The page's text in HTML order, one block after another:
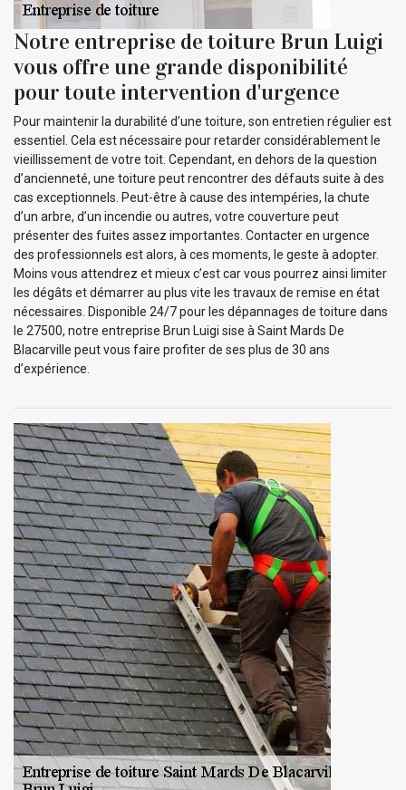
Notre entreprise de toiture Brun Luigi
vous offre une grande disponibilité
pour toute intervention d'urgence
Pour maintenir la durabilité d’une toiture, son entretien régulier est
essentiel. Cela est nécessaire pour retarder considérablement le
vieillissement de votre toit. Cependant, en dehors de la question
d’ancienneté, une toiture peut rencontrer des défauts suite à des
cas exceptionnels. Peut-être à cause des intempéries, la chute
d’un arbre, d’un incendie ou autres, votre couverture peut
présenter des fuites assez importantes. Contacter en urgence
des professionnels est alors, à ces moments, le geste à adopter.
Moins vous attendrez et mieux c’est car vous pourrez ainsi limiter
les dégâts et démarrer au plus vite les travaux de remise en état
nécessaires. Disponible 24/7 pour les dépannages de toiture dans
le 27500, notre entreprise Brun Luigi sise à Saint Mards De
Blacarville peut vous faire profiter de ses plus de 30 ans
d’expérience.